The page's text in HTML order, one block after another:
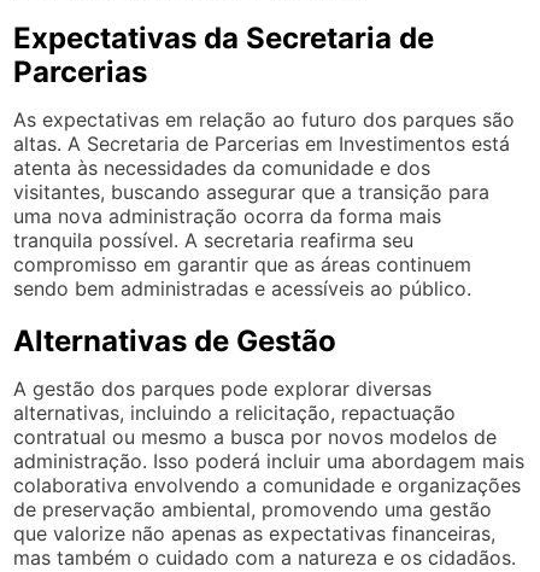
Expectativas da Secretaria de
Parcerias
As expectativas em relação ao futuro dos parques são
altas. A Secretaria de Parcerias em Investimentos está
atenta às necessidades da comunidade e dos
visitantes, buscando assegurar que a transição para
uma nova administração ocorra da forma mais
tranquila possível. A secretaria reafirma seu
compromisso em garantir que as áreas continuem
sendo bem administradas e acessíveis ao público.
Alternativas de Gestão
A gestão dos parques pode explorar diversas
alternativas, incluindo a relicitação, repactuação
contratual ou mesmo a busca por novos modelos de
administração. Isso poderá incluir uma abordagem mais
colaborativa envolvendo a comunidade e organizações
de preservação ambiental, promovendo uma gestão
que valorize não apenas as expectativas financeiras,
mas também o cuidado com a natureza e os cidadãos.